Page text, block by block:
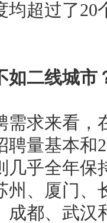
均超过了
如二线城市
来看，在
聘量基本和
几乎全年保
州、厦门
成都、武汉